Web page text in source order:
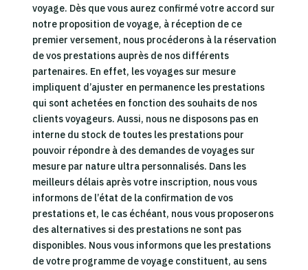
voyage. Dès que vous aurez confirmé votre accord sur
notre proposition de voyage, à réception de ce
premier versement, nous procéderons à la réservation
de vos prestations auprès de nos différents
partenaires. En effet, les voyages sur mesure
impliquent d’ajuster en permanence les prestations
qui sont achetées en fonction des souhaits de nos
clients voyageurs. Aussi, nous ne disposons pas en
interne du stock de toutes les prestations pour
pouvoir répondre à des demandes de voyages sur
mesure par nature ultra personnalisés. Dans les
meilleurs délais après votre inscription, nous vous
informons de l’état de la confirmation de vos
prestations et, le cas échéant, nous vous proposerons
des alternatives si des prestations ne sont pas
disponibles. Nous vous informons que les prestations
de votre programme de voyage constituent, au sens